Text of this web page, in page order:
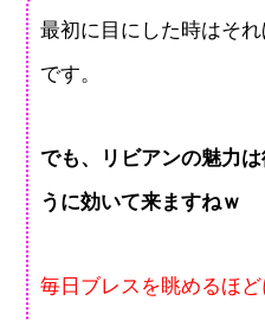
最初に目にした時はそ
です。
でも、リビアンの魅力
うに効いて来ますねｗ
毎日ブレスを眺めるほ